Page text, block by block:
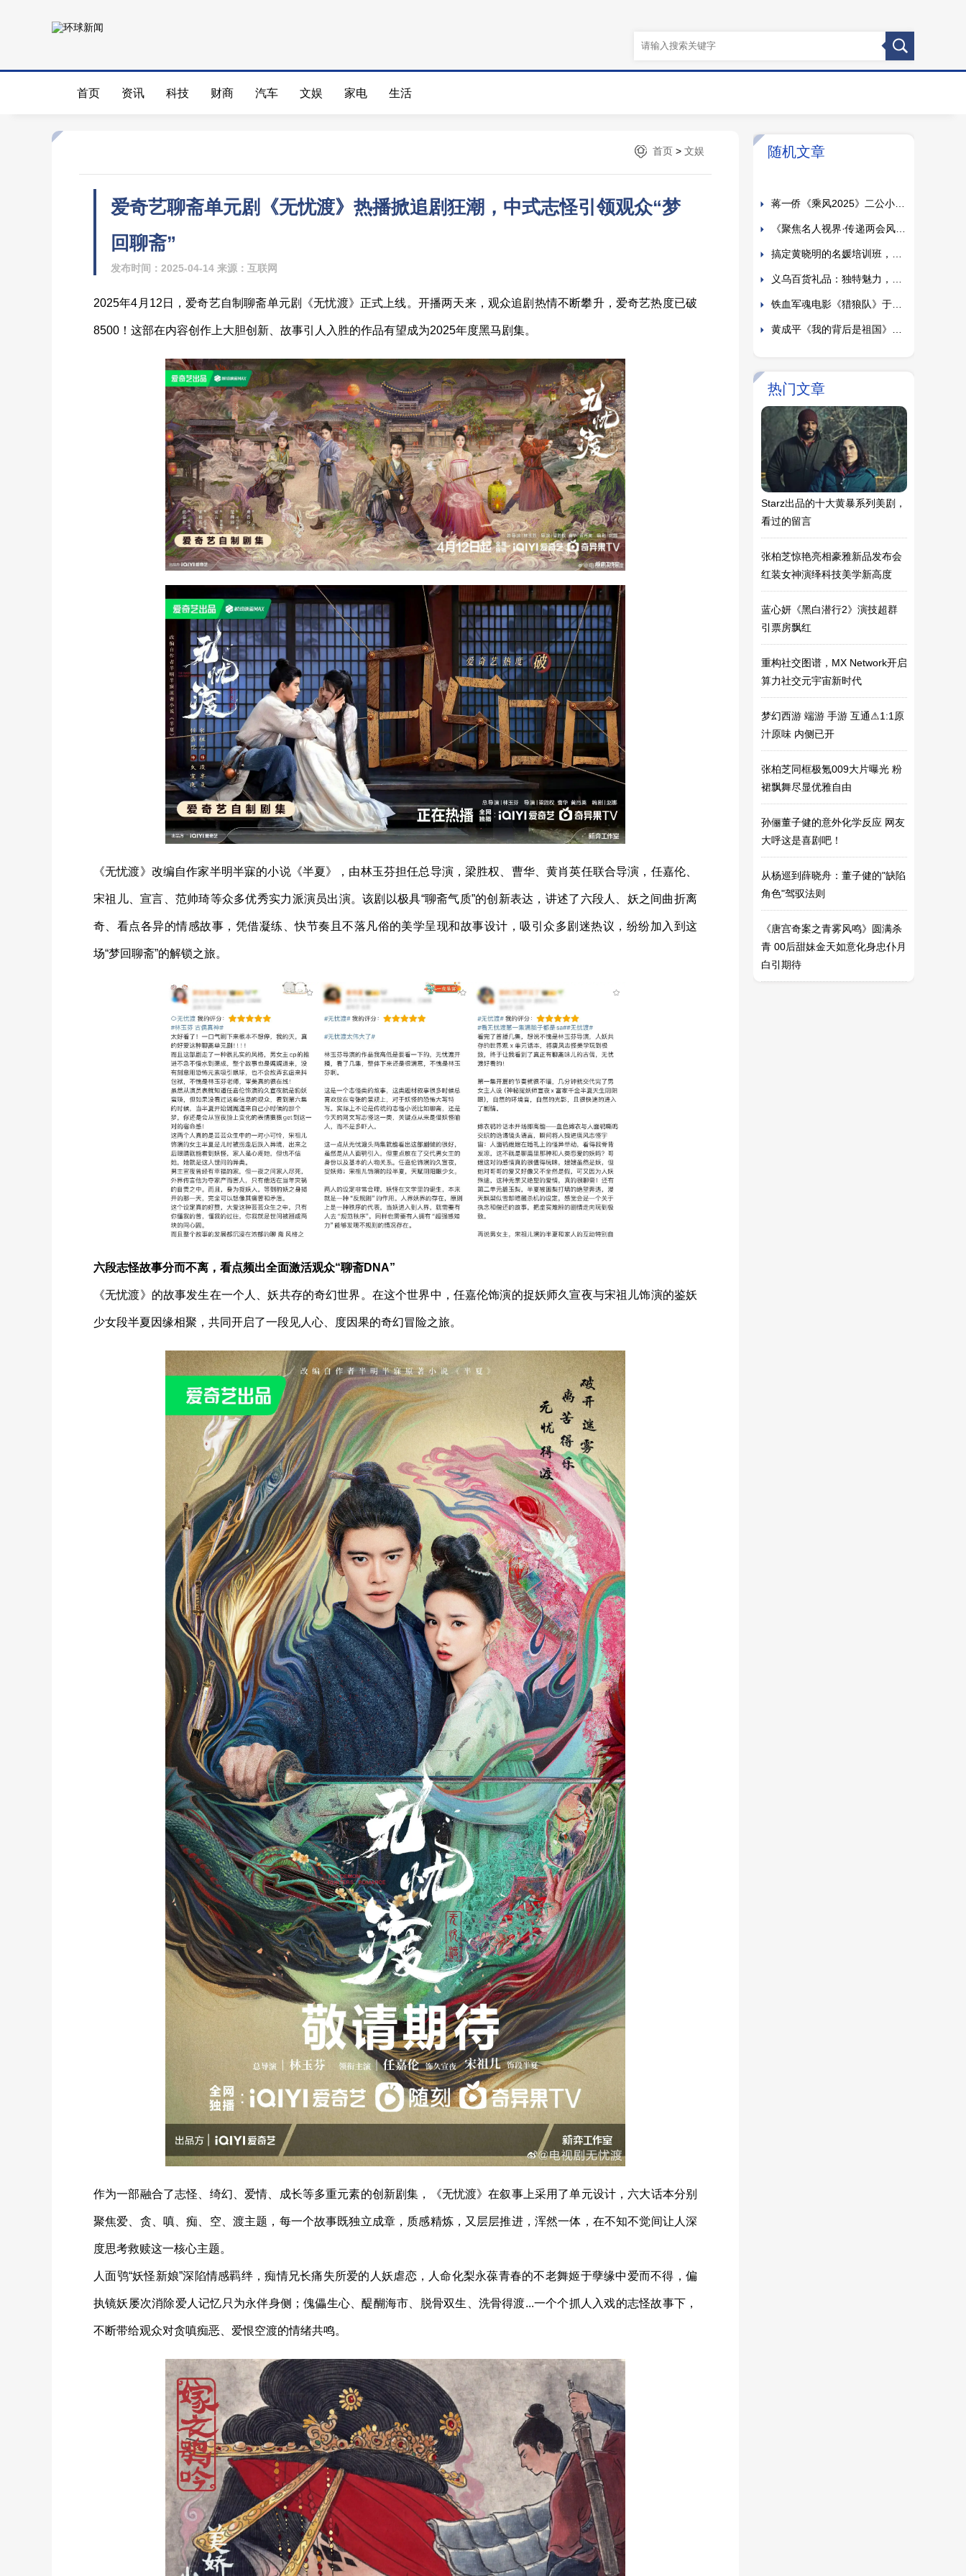
首页 资讯 科技 财商 汽车 文娱 家电 生活
首页> 文娱
爱奇艺聊斋单元剧《无忧渡》热播掀追剧狂潮，中式志怪引领观众“梦
回聊斋”
发布时间：2025-04-14 来源：互联网
2025年4月12日，爱奇艺自制聊斋单元剧《无忧渡》正式上线。开播两天来，观众追剧热情不断攀升，爱奇艺热度已破
8500！这部在内容创作上大胆创新、故事引人入胜的作品有望成为2025年度黑马剧集。
《无忧渡》改编自作家半明半寐的小说《半夏》，由林玉芬担任总导演，梁胜权、曹华、黄肖英任联合导演，任嘉伦、
宋祖儿、宣言、范帅琦等众多优秀实力派演员出演。该剧以极具“聊斋气质”的创新表达，讲述了六段人、妖之间曲折离
奇、看点各异的情感故事，凭借凝练、快节奏且不落凡俗的美学呈现和故事设计，吸引众多剧迷热议，纷纷加入到这
场“梦回聊斋”的解锁之旅。
六段志怪故事分而不离，看点频出全面激活观众“聊斋DNA”
《无忧渡》的故事发生在一个人、妖共存的奇幻世界。在这个世界中，任嘉伦饰演的捉妖师久宣夜与宋祖儿饰演的鉴妖
少女段半夏因缘相聚，共同开启了一段见人心、度因果的奇幻冒险之旅。
作为一部融合了志怪、绮幻、爱情、成长等多重元素的创新剧集，《无忧渡》在叙事上采用了单元设计，六大话本分别
聚焦爱、贪、嗔、痴、空、渡主题，每一个故事既独立成章，质感精炼，又层层推进，浑然一体，在不知不觉间让人深
度思考救赎这一核心主题。
人面鸮“妖怪新娘”深陷情感羁绊，痴情兄长痛失所爱的人妖虐恋，人命化梨永葆青春的不老舞姬于孽缘中爱而不得，偏
执镜妖屡次消除爱人记忆只为永伴身侧；傀儡生心、醍醐海市、脱骨双生、洗骨得渡...一个个抓人入戏的志怪故事下，
不断带给观众对贪嗔痴恶、爱恨空渡的情绪共鸣。
随机文章
年像素艺术限量版 朝气开年
幻旅程
语言通途，文化使者，打造口
全开麦 专业唱功力证歌手实力
《聚焦名人视界·传递两会风
采》备受瞩目满载荣誉艺术家 张
若谷
搞定黄晓明的名媛培训班，是
孙心娅开的？
义乌百货礼品：独特魅力，点
亮您的生活色彩
铁血军魂电影《猎狼队》于10
月19日正式开机
黄成平《我的背后是祖国》向
新中国成立75周年致敬
埃文碳汇再拓西南版图 重庆林
佳队友》 洋溢青春 浪漫上线
探索天然橡胶产业，助力勐腊
乡村振兴之路
十年不缺席，《熊出没》系列
成了春节档最稳的赢家
江西红色旅游：重温历史，追
寻革命足迹
【权威鉴定·高端送拍】
西北艺术：文化的瑰宝，艺术
的殿堂
CE-Channel: Facilitating
to Embark on a New Journey in
the Global M
暖人设，用真诚对话圈粉Z世代
“我爱我的祖国•童筑中国梦”少
儿才艺电视展演活动启动
拉萨旅游：探寻雪域高原的神
秘与美丽
Asahi Super Dry 朝日啤酒联
乘日本艺术家 Hermippe 推出龙
年像素艺术限量版 朝气开年
旅游订票网：一键开启您的梦
幻旅程
语言通途，文化使者，打造口
译精英的摇篮
蒋一侨《乘风2025》二公小考
采》备受瞩目满载荣誉艺术家 张
搞定黄晓明的名媛培训班，是
亮您的生活色彩
铁血军魂电影《猎狼队》于10
月19日正式开机
热门文章
Starz出品的十大黄暴系列美剧，
看过的留言
张柏芝惊艳亮相豪雅新品发布会
红装女神演绎科技美学新高度
蓝心妍《黑白潜行2》演技超群
引票房飘红
重构社交图谱，MX Network开启
算力社交元宇宙新时代
梦幻西游 端游 手游 互通⚠1:1原
汁原味 内侧已开
张柏芝同框极氪009大片曝光 粉
裙飘舞尽显优雅自由
孙俪董子健的意外化学反应 网友
大呼这是喜剧吧！
从杨巡到薛晓舟：董子健的"缺陷
角色"驾驭法则
《唐宫奇案之青雾风鸣》圆满杀
青 00后甜妹金天如意化身忠仆月
白引期待